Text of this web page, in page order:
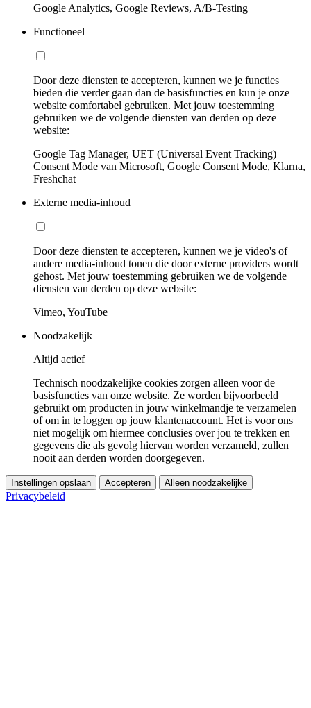
Google Analytics, Google Reviews, A/B-Testing
Functioneel
Door deze diensten te accepteren, kunnen we je functies
bieden die verder gaan dan de basisfuncties en kun je onze
website comfortabel gebruiken. Met jouw toestemming
gebruiken we de volgende diensten van derden op deze
website:
Google Tag Manager, UET (Universal Event Tracking)
Consent Mode van Microsoft, Google Consent Mode, Klarna,
Freshchat
Externe media-inhoud
Door deze diensten te accepteren, kunnen we je video's of
andere media-inhoud tonen die door externe providers wordt
gehost. Met jouw toestemming gebruiken we de volgende
diensten van derden op deze website:
Vimeo, YouTube
Noodzakelijk
Altijd actief
Technisch noodzakelijke cookies zorgen alleen voor de
basisfuncties van onze website. Ze worden bijvoorbeeld
gebruikt om producten in jouw winkelmandje te verzamelen
of om in te loggen op jouw klantenaccount. Het is voor ons
niet mogelijk om hiermee conclusies over jou te trekken en
gegevens die als gevolg hiervan worden verzameld, zullen
nooit aan derden worden doorgegeven.
Instellingen opslaan Accepteren Alleen noodzakelijke
Privacybeleid